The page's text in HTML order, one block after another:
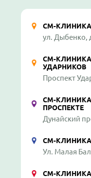
СМ-
ул. Дыбенко,
СМ-КЛИНИКА
УДАРНИКОВ
Проспект
СМ-
ПРОСПЕКТЕ
Дунайский
СМ-
Ул. Малая
СМ-